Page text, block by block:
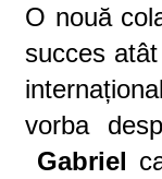
O nouă
succes
vorba
Gabriel